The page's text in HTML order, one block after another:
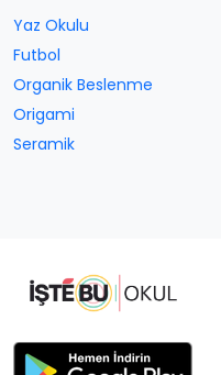
Yaz Okulu
Futbol
Organik Beslenme
Origami
Seramik